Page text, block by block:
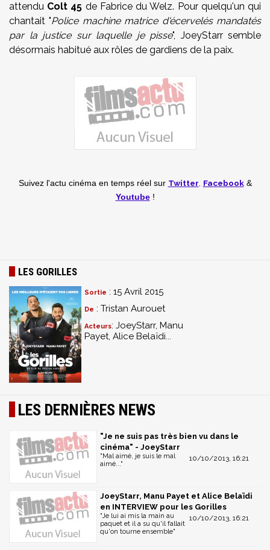
attendu Colt 45 de Fabrice du Welz. Pour quelqu'un qui
chantait "Police machine matrice d'écervelés mandatés
par la justice sur laquelle je pisse", JoeyStarr semble
désormais habitué aux rôles de gardiens de la paix.
Suivez l'actu cinéma en temps réel sur Twitter Facebook&
Youtube!
LES GORILLES
Sortie : 15 Avril 2015
De : Tristan Aurouet
Acteurs: JoeyStarr, Manu
Payet, Alice Belaïdi...
LES DERNIÈRES NEWS
"Je ne suis pas très bien vu dans le
cinéma" - JoeyStarr
10/10/2013, 16:21
"Mal aimé, je suis le mal
aimé..."
JoeyStarr, Manu Payet et Alice Belaïdi
en INTERVIEW pour les Gorilles
10/10/2013, 16:21
"Je lui ai mis la main au
paquet et il a su qu'il fallait
qu'on tourne ensemble"